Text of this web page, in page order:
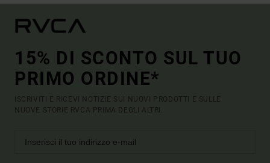
15% DI SCONTO SUL TUO
PRIMO ORDINE*
ISCRIVITI E RICEVI NOTIZIE SUI NUOVI PRODOTTI E SULLE
NUOVE STORIE RVCA PRIMA DEGLI ALTRI.